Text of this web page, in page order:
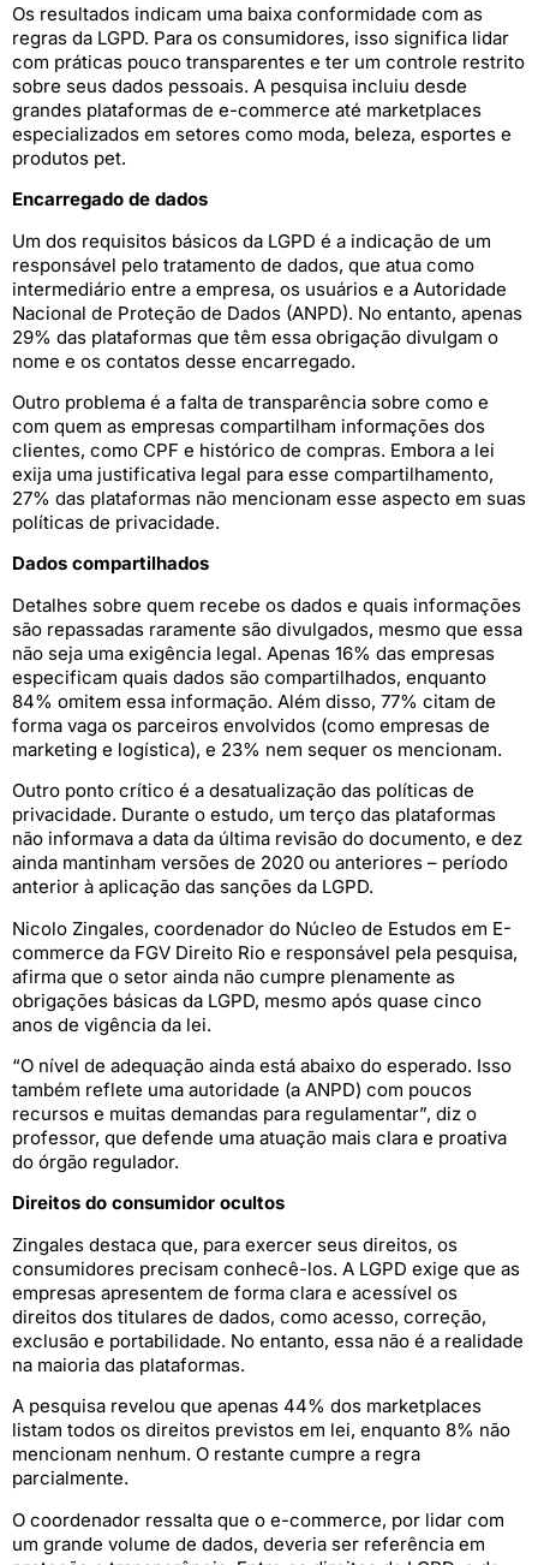
Os resultados indicam uma baixa conformidade com as
regras da LGPD. Para os consumidores, isso significa lidar
com práticas pouco transparentes e ter um controle restrito
sobre seus dados pessoais. A pesquisa incluiu desde
grandes plataformas de e-commerce até marketplaces
especializados em setores como moda, beleza, esportes e
produtos pet.
Encarregado de dados
Um dos requisitos básicos da LGPD é a indicação de um
responsável pelo tratamento de dados, que atua como
intermediário entre a empresa, os usuários e a Autoridade
Nacional de Proteção de Dados (ANPD). No entanto, apenas
29% das plataformas que têm essa obrigação divulgam o
nome e os contatos desse encarregado.
Outro problema é a falta de transparência sobre como e
com quem as empresas compartilham informações dos
clientes, como CPF e histórico de compras. Embora a lei
exija uma justificativa legal para esse compartilhamento,
27% das plataformas não mencionam esse aspecto em suas
políticas de privacidade.
Dados compartilhados
Detalhes sobre quem recebe os dados e quais informações
são repassadas raramente são divulgados, mesmo que essa
não seja uma exigência legal. Apenas 16% das empresas
especificam quais dados são compartilhados, enquanto
84% omitem essa informação. Além disso, 77% citam de
forma vaga os parceiros envolvidos (como empresas de
marketing e logística), e 23% nem sequer os mencionam.
Outro ponto crítico é a desatualização das políticas de
privacidade. Durante o estudo, um terço das plataformas
não informava a data da última revisão do documento, e dez
ainda mantinham versões de 2020 ou anteriores – período
anterior à aplicação das sanções da LGPD.
Nicolo Zingales, coordenador do Núcleo de Estudos em E-
commerce da FGV Direito Rio e responsável pela pesquisa,
afirma que o setor ainda não cumpre plenamente as
obrigações básicas da LGPD, mesmo após quase cinco
anos de vigência da lei.
“O nível de adequação ainda está abaixo do esperado. Isso
também reflete uma autoridade (a ANPD) com poucos
recursos e muitas demandas para regulamentar”, diz o
professor, que defende uma atuação mais clara e proativa
do órgão regulador.
Direitos do consumidor ocultos
Zingales destaca que, para exercer seus direitos, os
consumidores precisam conhecê-los. A LGPD exige que as
empresas apresentem de forma clara e acessível os
direitos dos titulares de dados, como acesso, correção,
exclusão e portabilidade. No entanto, essa não é a realidade
na maioria das plataformas.
A pesquisa revelou que apenas 44% dos marketplaces
listam todos os direitos previstos em lei, enquanto 8% não
mencionam nenhum. O restante cumpre a regra
parcialmente.
O coordenador ressalta que o e-commerce, por lidar com
um grande volume de dados, deveria ser referência em